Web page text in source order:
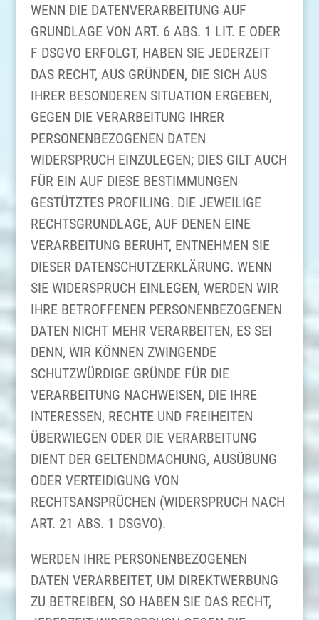
WENN DIE DATENVERARBEITUNG AUF
GRUNDLAGE VON ART. 6 ABS. 1 LIT. E ODER
F DSGVO ERFOLGT, HABEN SIE JEDERZEIT
DAS RECHT, AUS GRÜNDEN, DIE SICH AUS
IHRER BESONDEREN SITUATION ERGEBEN,
GEGEN DIE VERARBEITUNG IHRER
PERSONENBEZOGENEN DATEN
WIDERSPRUCH EINZULEGEN; DIES GILT AUCH
FÜR EIN AUF DIESE BESTIMMUNGEN
GESTÜTZTES PROFILING. DIE JEWEILIGE
RECHTSGRUNDLAGE, AUF DENEN EINE
VERARBEITUNG BERUHT, ENTNEHMEN SIE
DIESER DATENSCHUTZERKLÄRUNG. WENN
SIE WIDERSPRUCH EINLEGEN, WERDEN WIR
IHRE BETROFFENEN PERSONENBEZOGENEN
DATEN NICHT MEHR VERARBEITEN, ES SEI
DENN, WIR KÖNNEN ZWINGENDE
SCHUTZWÜRDIGE GRÜNDE FÜR DIE
VERARBEITUNG NACHWEISEN, DIE IHRE
INTERESSEN, RECHTE UND FREIHEITEN
ÜBERWIEGEN ODER DIE VERARBEITUNG
DIENT DER GELTENDMACHUNG, AUSÜBUNG
ODER VERTEIDIGUNG VON
RECHTSANSPRÜCHEN (WIDERSPRUCH NACH
ART. 21 ABS. 1 DSGVO).
WERDEN IHRE PERSONENBEZOGENEN
DATEN VERARBEITET, UM DIREKTWERBUNG
ZU BETREIBEN, SO HABEN SIE DAS RECHT,